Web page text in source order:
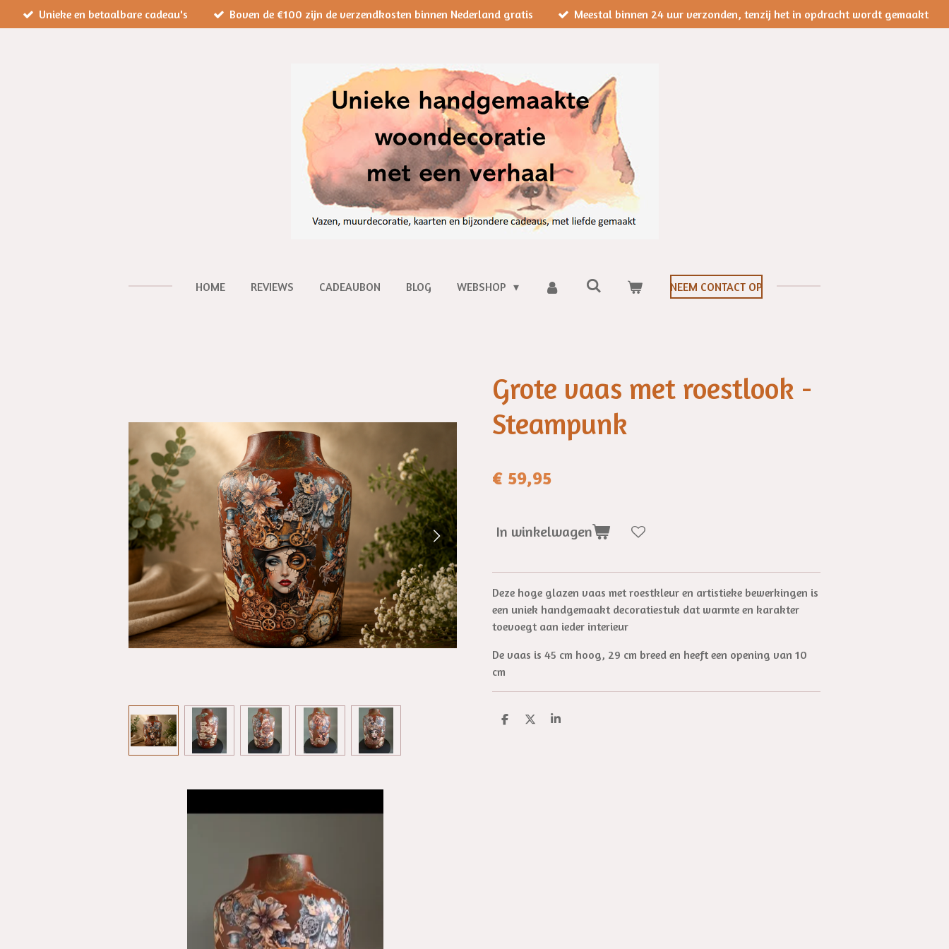
direct
Unieke en betaalbare cadeau's Boven de €100 zijn de verzendkosten binnen Nederland gratis Meestal binnen 24 uur verzonden, tenzij het in opdracht wordt gemaakt
HOME REVIEWS CADEAUBON BLOG WEBSHOP NEEM CONTACT OP
Grote vaas met roestlook -
Steampunk
€ 59,95
In winkelwagen
Deze hoge glazen vaas met roestkleur en artistieke bewerkingen is
een uniek handgemaakt decoratiestuk dat warmte en karakter
toevoegt aan ieder interieur
De vaas is 45 cm hoog, 29 cm breed en heeft een opening van 10
cm
D
D
S